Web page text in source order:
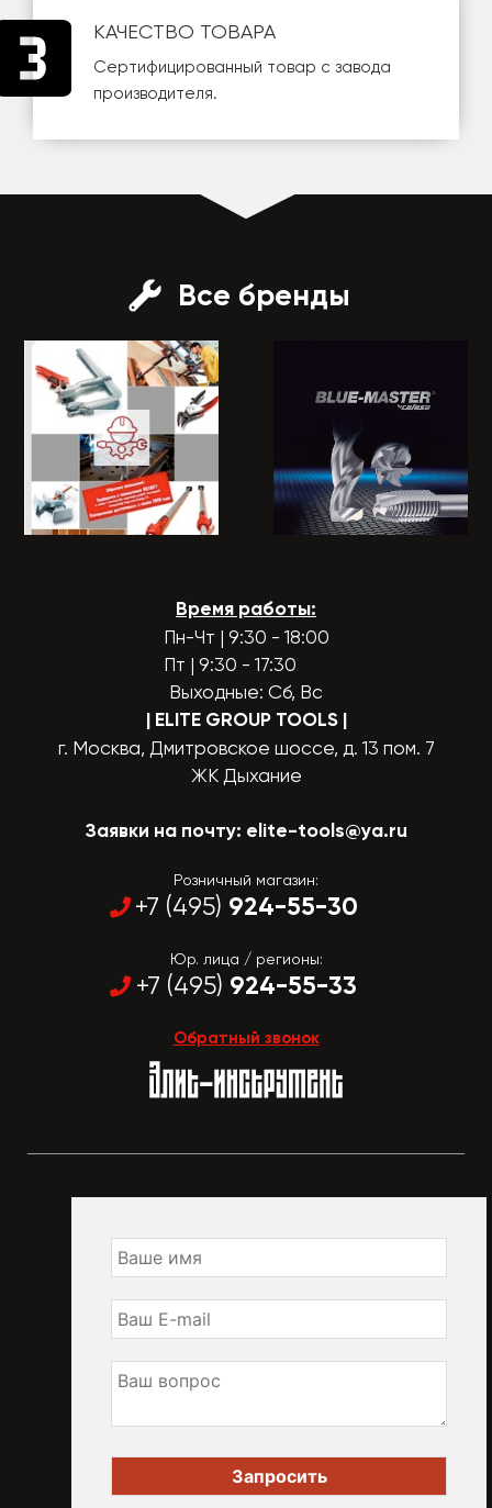
КАЧЕСТВО ТОВАРА
Сертифицированный товар с завода
производителя.
Все бренды
Время работы:
Пн-Чт | 9:30 - 18:00
Пт | 9:30 - 17:30
Выходные: Сб, Вс
| ELITE GROUP TOOLS |
г. Москва, Дмитровское шоссе, д. 13 пом. 7
ЖК Дыхание
Заявки на почту: elite-tools@ya.ru
Розничный магазин:
+7 (495) 924-55-30
Юр. лица / регионы:
+7 (495) 924-55-33
Обратный звонок